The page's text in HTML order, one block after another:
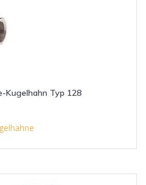
Kugelhahn Typ 128